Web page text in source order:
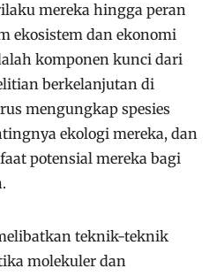
mereka hingga peran
ekosistem dan ekonomi
komponen kunci dari
berkelanjutan di
mengungkap spesies
ekologi mereka, dan
potensial mereka bagi
teknik-teknik
molekuler dan